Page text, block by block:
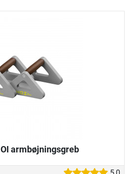
armbøjningsgreb